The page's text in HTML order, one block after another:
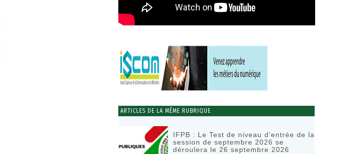
ARTICLES DE LA MÊME RUBRIQUE
IFPB : Le Test de niveau d’entrée de la
session de septembre 2026 se
déroulera le 26 septembre 2026